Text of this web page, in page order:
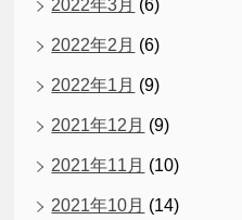
2022年3月 (6)
2022年2月 (6)
2022年1月 (9)
2021年12月 (9)
2021年11月 (10)
2021年10月 (14)